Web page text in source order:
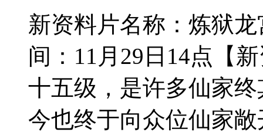
新资料片名称：炼狱
间：11月29日14点【
十五级，是许多仙家
今也终于向众位仙家